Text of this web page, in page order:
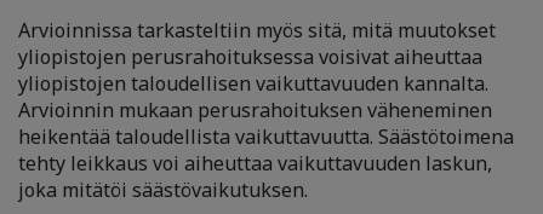
Arvioinnissa tarkasteltiin myös sitä, mitä muutokset
yliopistojen perusrahoituksessa voisivat aiheuttaa
yliopistojen taloudellisen vaikuttavuuden kannalta.
Arvioinnin mukaan perusrahoituksen väheneminen
heikentää taloudellista vaikuttavuutta. Säästötoimena
tehty leikkaus voi aiheuttaa vaikuttavuuden laskun,
joka mitätöi säästövaikutuksen.